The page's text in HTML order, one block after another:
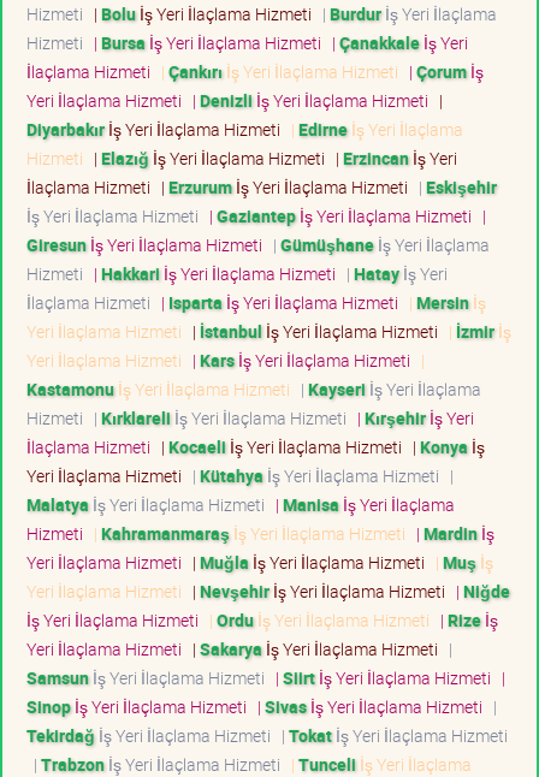
Hizmeti | Boluİş Yeri İlaçlama Hizmeti | Burdurİş Yeri İlaçlama
Hizmeti | Bursa İş Yeri İlaçlama Hizmeti | Çanakkaleİş Yeri
İlaçlama Hizmeti | Çankırı İş Yeri İlaçlama Hizmeti | Çorumİş
Yeri İlaçlama Hizmeti | Denizli İş Yeri İlaçlama Hizmeti |
Diyarbakırİş Yeri İlaçlama Hizmeti | Edirneİş Yeri İlaçlama
Hizmeti | Elazığ İş Yeri İlaçlama Hizmeti | Erzincanİş Yeri
İlaçlama Hizmeti | Erzurumİş Yeri İlaçlama Hizmeti | Eskişehir
İş Yeri İlaçlama Hizmeti | Gaziantepİş Yeri İlaçlama Hizmeti |
Giresunİş Yeri İlaçlama Hizmeti | Gümüşhaneİş Yeri İlaçlama
Hizmeti | Hakkari İş Yeri İlaçlama Hizmeti | Hatayİş Yeri
İlaçlama Hizmeti | Isparta İş Yeri İlaçlama Hizmeti | Mersinİş
Yeri İlaçlama Hizmeti | İstanbul İş Yeri İlaçlama Hizmeti | İzmirİş
Yeri İlaçlama Hizmeti | Karsİş Yeri İlaçlama Hizmeti |
Kastamonuİş Yeri İlaçlama Hizmeti | Kayseri İş Yeri İlaçlama
Hizmeti | Kırklareli İş Yeri İlaçlama Hizmeti | Kırşehirİş Yeri
İlaçlama Hizmeti | Kocaeli İş Yeri İlaçlama Hizmeti | Konya İş
Yeri İlaçlama Hizmeti | Kütahya İş Yeri İlaçlama Hizmeti |
Malatya İş Yeri İlaçlama Hizmeti | Manisa İş Yeri İlaçlama
Hizmeti | Kahramanmaraş İş Yeri İlaçlama Hizmeti | Mardinİş
Yeri İlaçlama Hizmeti | Muğla İş Yeri İlaçlama Hizmeti | Muş İş
Yeri İlaçlama Hizmeti | Nevşehirİş Yeri İlaçlama Hizmeti | Niğde
İş Yeri İlaçlama Hizmeti | Orduİş Yeri İlaçlama Hizmeti | Rizeİş
Yeri İlaçlama Hizmeti | Sakarya İş Yeri İlaçlama Hizmeti |
Samsunİş Yeri İlaçlama Hizmeti | Siirtİş Yeri İlaçlama Hizmeti |
Sinopİş Yeri İlaçlama Hizmeti | Sivasİş Yeri İlaçlama Hizmeti |
Tekirdağ İş Yeri İlaçlama Hizmeti | Tokatİş Yeri İlaçlama Hizmeti
| Trabzonİş Yeri İlaçlama Hizmeti | Tunceli İş Yeri İlaçlama